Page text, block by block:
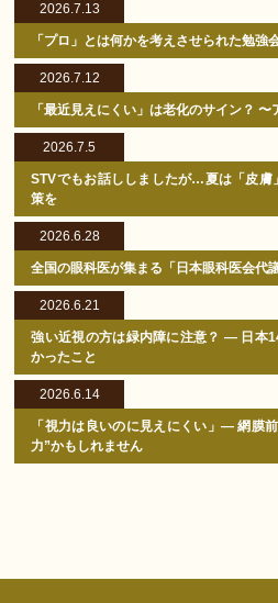
2026.7.13
「プロ」とは何かを考えさせられた勉強
2026.7.12
「最近見えにくい」は老化のサイン？
2026.7.5
STVでもお話ししましたが…夏は「皮膚
策を
2026.6.28
全国の眼科医が集まる「日本眼科医会代
2026.6.21
強い近視の方は緑内障に注意？ ― 日本
かったこと
2026.6.14
「視力は良いのに見えにくい」― 網膜
力”かもしれません